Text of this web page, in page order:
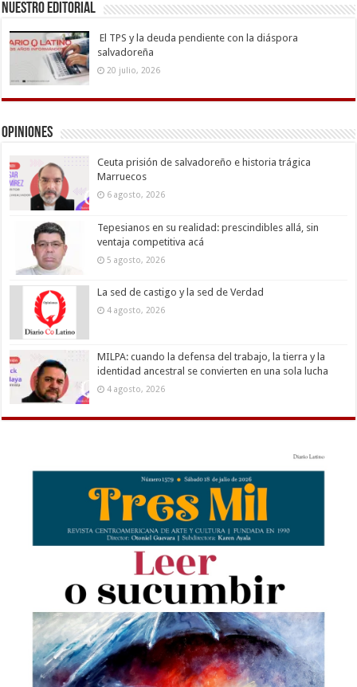
Nuestro Editorial
El TPS y la deuda pendiente con la diáspora
salvadoreña
20 julio, 2026
Opiniones
Ceuta prisión de salvadoreño e historia trágica
Marruecos
6 agosto, 2026
Tepesianos en su realidad: prescindibles allá, sin
ventaja competitiva acá
5 agosto, 2026
La sed de castigo y la sed de Verdad
4 agosto, 2026
MILPA: cuando la defensa del trabajo, la tierra y la
identidad ancestral se convierten en una sola lucha
4 agosto, 2026